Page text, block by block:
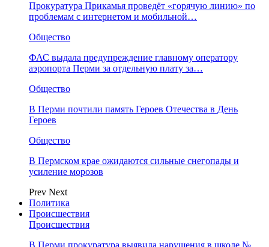
Прокуратура Прикамья проведёт «горячую линию» по
проблемам с интернетом и мобильной…
Общество
ФАС выдала предупреждение главному оператору
аэропорта Перми за отдельную плату за…
Общество
В Перми почтили память Героев Отечества в День
Героев
Общество
В Пермском крае ожидаются сильные снегопады и
усиление морозов
Prev Next
Политика
Происшествия
Происшествия
В Перми прокуратура выявила нарушения в школе №